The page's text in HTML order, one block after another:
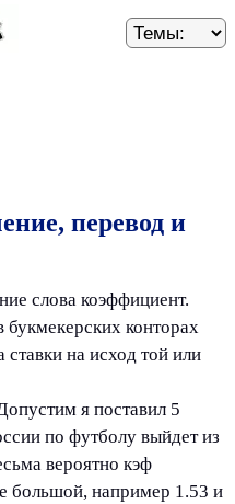
перевод и
слова коэффициент.
конторах
на исход той или
я поставил 5
по футболу выйдет из
вероятно кэф
большой, например 1.53 и